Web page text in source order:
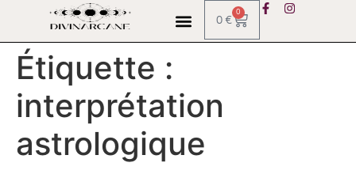
0€
0
Étiquette :
interprétation
astrologique